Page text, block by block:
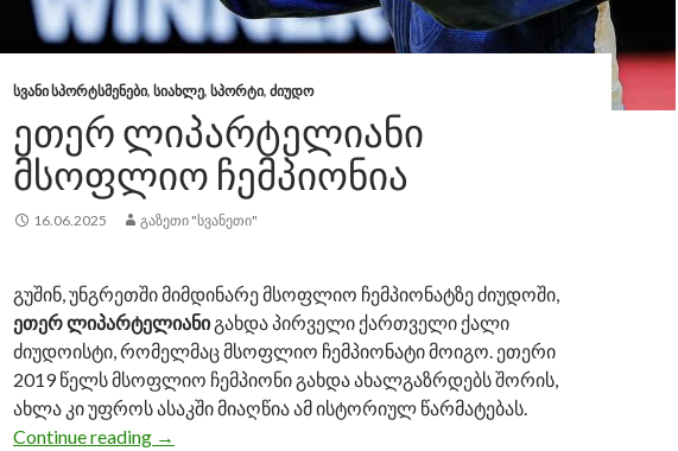
ᲡᲕᲐᲜᲘ ᲡᲞᲝᲠᲢᲡᲛᲔᲜᲔᲑᲘ, ᲡᲘᲐᲮᲚᲔ, ᲡᲞᲝᲠᲢᲘ, ᲫᲘᲣᲓᲝ
ᲔᲗᲔᲠ ᲚᲘᲞᲐᲠᲢᲔᲚᲘᲐᲜᲘ
ᲛᲡᲝᲤᲚᲘᲝ ᲩᲔᲛᲞᲘᲝᲜᲘᲐ
16.06.2025 ᲒᲐᲖᲔᲗᲘ "ᲡᲕᲐᲜᲔᲗᲘ"
გუშინ, უნგრეთში მიმდინარე მსოფლიო ჩემპიონატზე ძიუდოში,
ეთერ ლიპარტელიანიგახდა პირველი ქართველი ქალი
ძიუდოისტი, რომელმაც მსოფლიო ჩემპიონატი მოიგო. ეთერი
2019 წელს მსოფლიო ჩემპიონი გახდა ახალგაზრდებს შორის,
ახლა კი უფროს ასაკში მიაღწია ამ ისტორიულ წარმატებას.
Continue reading ეთერ ლიპარტელიანი მსოფლიო ჩემპიონია
→